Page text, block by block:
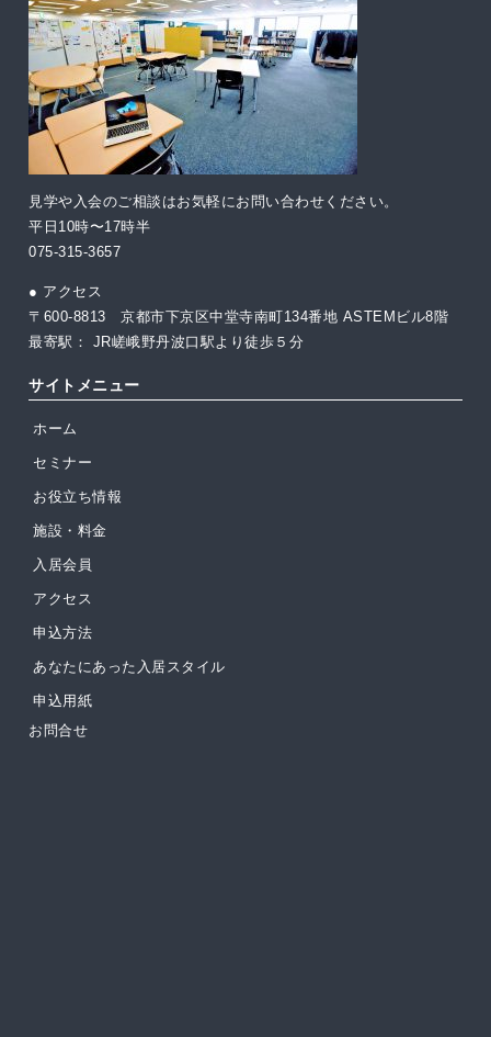
見学や入会のご相談はお気軽にお問い合わせください。
平日10時〜17時半
075-315-3657
● アクセス
〒600-8813 京都市下京区中堂寺南町134番地 ASTEMビル8階
最寄駅： JR嵯峨野丹波口駅より徒歩５分
サイトメニュー
ホーム
セミナー
お役立ち情報
施設・料金
入居会員
アクセス
申込方法
あなたにあった入居スタイル
申込用紙
お問合せ